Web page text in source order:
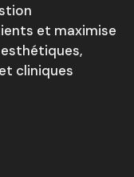
et maximise
cliniques